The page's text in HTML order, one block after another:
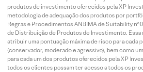
produtos de investimento oferecidos pela XP
metodologia de adequação dos produtos por
Regras e Procedimentos ANBIMA de Suitability nº
de Distribuição de Produtos de Investimento.
atribuir uma pontuação máxima de risco para cada
(conservador, moderado e agressivo), bem como
para cada um dos produtos oferecidos pela XP
todos os clientes possam ter acesso a todos os